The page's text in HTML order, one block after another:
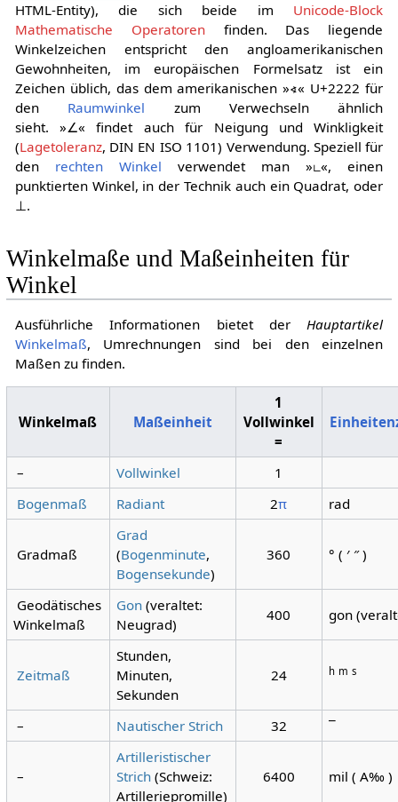
HTML-Entity), die sich beide im Unicode-Block
Mathematische Operatorenfinden. Das liegende
Winkelzeichen entspricht den angloamerikanischen
Gewohnheiten, im europäischen Formelsatz ist ein
Zeichen üblich, das dem amerikanischen »∢« U+2222 für
den Raumwinkel zum Verwechseln ähnlich
sieht. »∠« findet auch für Neigung und Winkligkeit
(Lagetoleranz, DIN EN ISO 1101) Verwendung. Speziell für
den rechten Winkel verwendet man »∟«, einen
punktierten Winkel, in der Technik auch ein Quadrat, oder
⊥.
Winkelmaße und Maßeinheiten für
Winkel
Ausführliche Informationen bietet der Hauptartikel
Winkelmaß, Umrechnungen sind bei den einzelnen
Maßen zu finden.
Winkelmaß Maßeinheit
1
Vollwinkel
=
– Vollwinkel
1
Bogenmaß
Radiant 2π rad
Gradmaß
Grad
(Bogenminute,
Bogensekunde)
360 ° ( ′ ″ )
Geodätisches
Winkelmaß
Gon (veraltet:
Neugrad)
400 gon
Zeitmaß
Stunden,
Minuten,
Sekunden
24 h m s
– Nautischer Strich 32 ¯
–
Artilleristischer
Strich (Schweiz:
Artilleriepromille)
6400 mil ( A‰ )